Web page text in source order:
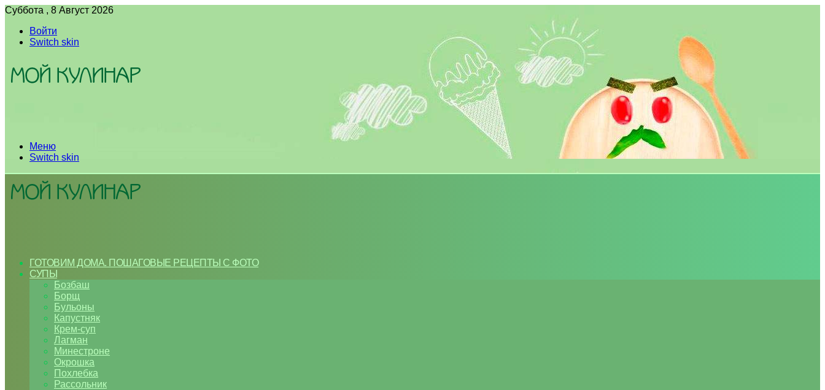
Суббота , 8 Август 2026
Войти
Switch skin
Меню
Switch skin
ГОТОВИМ ДОМА. ПОШАГОВЫЕ РЕЦЕПТЫ С ФОТО
СУПЫ
Бозбаш
Борщ
Бульоны
Капустняк
Крем-суп
Лагман
Минестроне
Окрошка
Похлебка
Рассольник